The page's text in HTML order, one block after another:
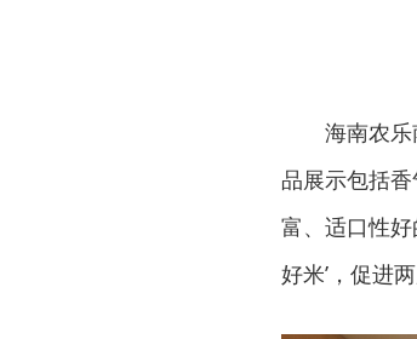
海南农乐
品展示包括
富、适口性
好米’，促进